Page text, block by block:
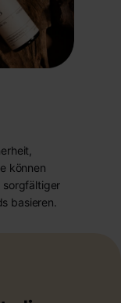
können
sorgfältiger
basieren.